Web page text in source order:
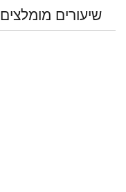
שיעורים מומלצים